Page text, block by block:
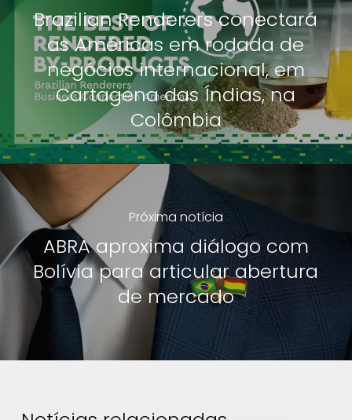
Brazilian Renderers conectará
as Américas em rodada de
negócios internacional, em
Cartagena das Índias, na
Colômbia
Próxima notícia
ABRA aproxima diálogo com
Bolívia para articular abertura
de mercado